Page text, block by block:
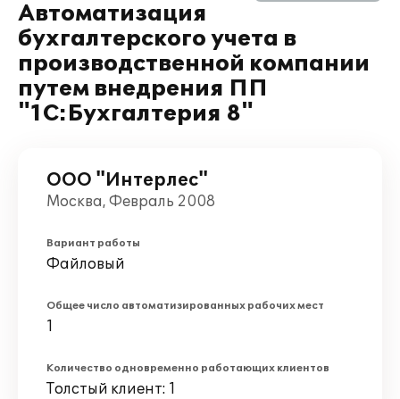
Автоматизация
бухгалтерского учета в
производственной компании
путем внедрения ПП
"1С:Бухгалтерия 8"
ООО "Интерлес"
Москва, Февраль 2008
Вариант работы
Файловый
Общее число автоматизированных рабочих мест
1
Количество одновременно работающих клиентов
Толстый клиент: 1